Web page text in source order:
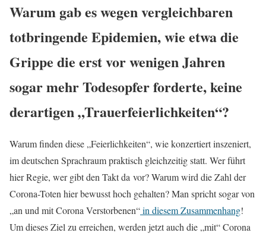
Warum gab es wegen vergleichbaren
totbringende Epidemien, wie etwa die
Grippe die erst vor wenigen Jahren
sogar mehr Todesopfer forderte, keine
derartigen „Trauerfeierlichkeiten“?
Warum finden diese „Feierlichkeiten“, wie konzertiert inszeniert,
im deutschen Sprachraum praktisch gleichzeitig statt. Wer führt
hier Regie, wer gibt den Takt da vor? Warum wird die Zahl der
Corona-Toten hier bewusst hoch gehalten? Man spricht sogar von
„an und mit Corona Verstorbenen“in diesem Zusammenhang!
Um dieses Ziel zu erreichen, werden jetzt auch die „mit“ Corona